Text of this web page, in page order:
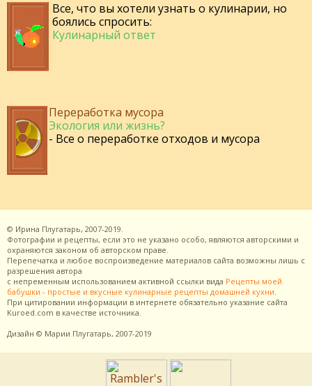
Все, что вы хотели узнать о кулинарии, но
боялись спросить:
Кулинарный ответ
Переработка мусора
Экология или жизнь?
- Все о переработке отходов и мусора
© Ирина Плугатарь, 2007-2019.
Фотографии и рецепты, если это не указано особо, являются авторскими и
охраняются законом об авторском праве.
Перепечатка и любое воспроизведение материалов сайта возможны лишь с
разрешения автора
с непременным использованием активной ссылки вида Рецепты моей
бабушки - простые и вкусные кулинарные рецепты домашней кухни.
При цитировании информации в интернете обязательно указание сайта
Kuroed.com в качестве источника.
Дизайн © Марии Плугатарь, 2007-2019